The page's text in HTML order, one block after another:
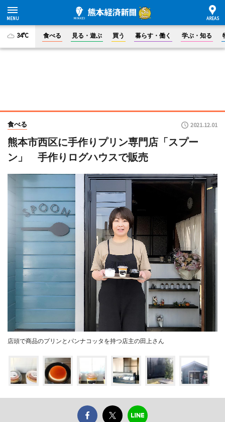
34°C 食べる 見る・遊ぶ 買う 暮らす・働く 学ぶ・知る
食べる 2021.12.01
熊本市西区に手作りプリン専門店「スプー
ン」 手作りログハウスで販売
店頭で商品のプリンとパンナコッタを持つ店主の田上さん